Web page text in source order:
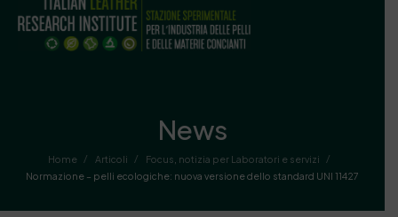
News
Home / Articoli / Focus notizia per Laboratori e servizi
/
Normazione – pelli ecologiche: nuova versione dello standard UNI 11427